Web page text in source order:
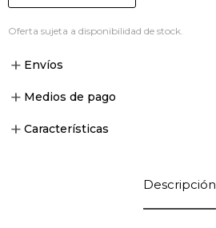
Oferta sujeta a disponibilidad de stock.
Envíos
Medios de pago
Características
Descripción